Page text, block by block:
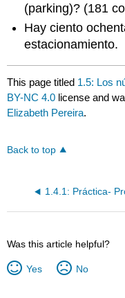
(parking)? (181
Hay ciento
estacionamiento.
This page titled 1.5: Los
BY-NC 4.0 license and
Elizabeth Pereira.
Back to top
Was this article helpful?
Yes No